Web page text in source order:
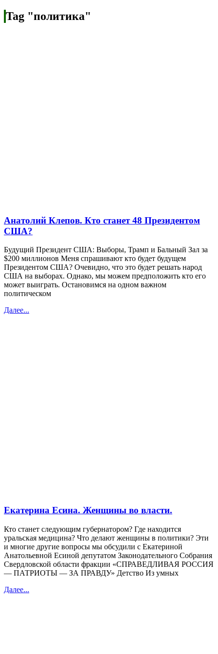
Tag "политика"
Анатолий Клепов. Кто станет 48 Президентом
США?
Будущий Президент США: Выборы, Трамп и Бальный Зал за
$200 миллионов Меня спрашивают кто будет будущем
Президентом США? Очевидно, что это будет решать народ
США на выборах. Однако, мы можем предположить кто его
может выиграть. Остановимся на одном важном
политическом
Далее...
Екатерина Есина. Женщины во власти.
Кто станет следующим губернатором? Где находится
уральская медицина? Что делают женщины в политики? Эти
и многие другие вопросы мы обсудили с Екатериной
Анатольевной Есиной депутатом Законодательного Собрания
Свердловской области фракции «СПРАВЕДЛИВАЯ РОССИЯ
— ПАТРИОТЫ — ЗА ПРАВДУ» Детство Из умных
Далее...